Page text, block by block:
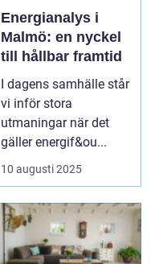
Energianalys i
Malmö: en nyckel
till hållbar framtid
I dagens samhälle står
vi inför stora
utmaningar när det
gäller energif&ou...
10 augusti 2025